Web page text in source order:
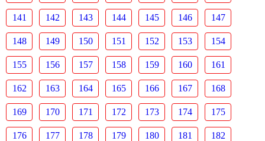
141 142 143 144 145 146 147
148 149 150 151 152 153 154
155 156 157 158 159 160 161
162 163 164 165 166 167 168
169 170 171 172 173 174 175
176 177 178 179 180 181 182